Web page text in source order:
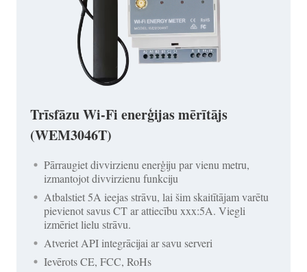
Trīsfāzu Wi-Fi enerģijas mērītājs
(WEM3046T)
Pārraugiet divvirzienu enerģiju par vienu metru,
izmantojot divvirzienu funkciju
Atbalstiet 5A ieejas strāvu, lai šim skaitītājam varētu
pievienot savus CT ar attiecību xxx:5A. Viegli
izmēriet lielu strāvu.
Atveriet API integrācijai ar savu serveri
Ievērots CE, FCC, RoHs